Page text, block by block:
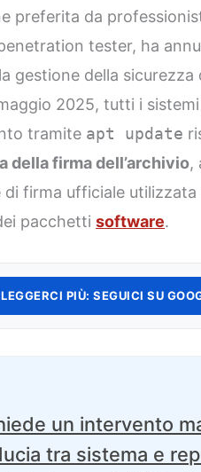
preferita da
tester, ha
gestione della sicurezza
2025, tutti i
tramite apt update
della firma dell’archivio,
di firma ufficiale
pacchettisoftware.
PIÙ: SEGUICI SU
un intervento
tra sistema e